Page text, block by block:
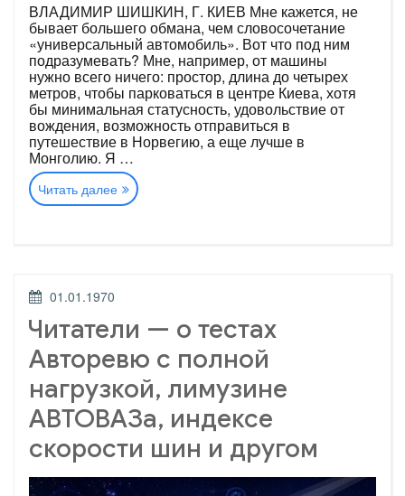
ВЛАДИМИР ШИШКИН, Г. КИЕВ Мне кажется, не
бывает большего обмана, чем словосочетание
«универсальный автомобиль». Вот что под ним
подразумевать? Мне, например, от машины
нужно всего ничего: простор, длина до четырех
метров, чтобы парковаться в центре Киева, хотя
бы минимальная статусность, удовольствие от
вождения, возможность отправиться в
путешествие в Норвегию, а еще лучше в
Монголию. Я …
Читать далее«Читатели
—
и
ОПУБЛИКОВАНО
01.01.1970
Читатели — о тестах
Авторевю с полной
нагрузкой, лимузине
АВТОВАЗа, индексе
скорости шин и другом